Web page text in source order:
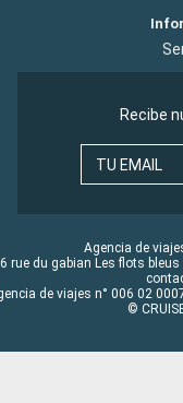
Recibe
TU EMAIL
Agencia de
rue du gabian Les flots
de viajes n° 006 02
©